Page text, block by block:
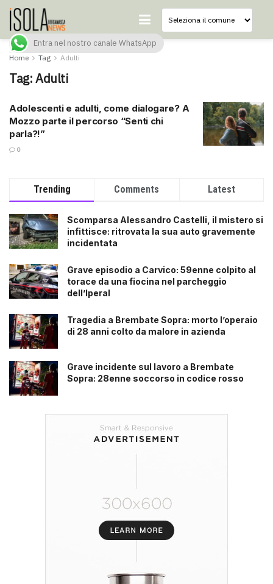
Home Tag Adulti
Tag:Adulti
Adolescenti e adulti, come dialogare? A
Mozzo parte il percorso “Senti chi
parla?!”
0
Trending Comments Latest
Scomparsa Alessandro Castelli, il mistero si
infittisce: ritrovata la sua auto gravemente
incidentata
Grave episodio a Carvico: 59enne colpito al
torace da una fiocina nel parcheggio
dell’Iperal
Tragedia a Brembate Sopra: morto l’operaio
di 28 anni colto da malore in azienda
Grave incidente sul lavoro a Brembate
Sopra: 28enne soccorso in codice rosso
Entra nel nostro canale WhatsApp